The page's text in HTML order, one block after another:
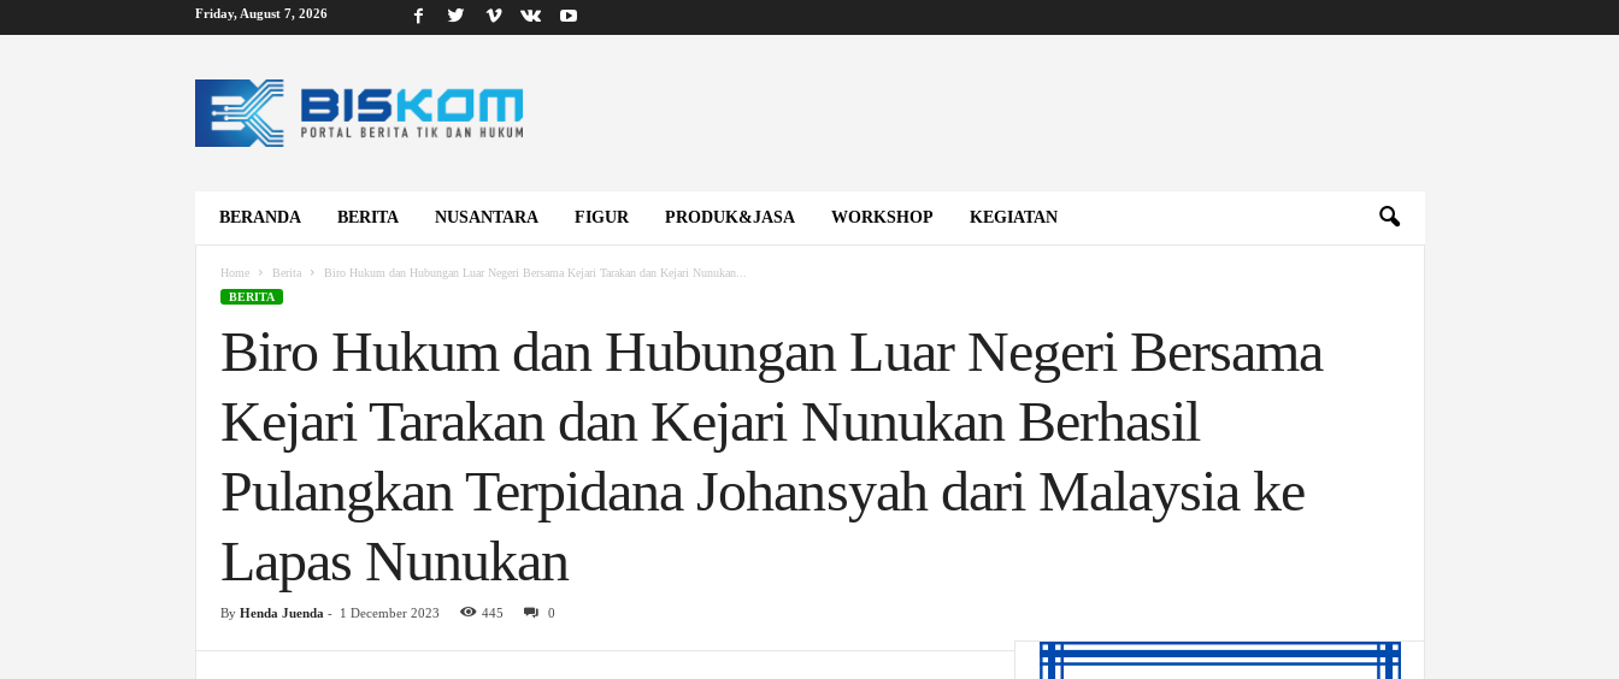
Friday, August 7, 2026
i
BERANDA
BERITA NUSANTARA FIGUR PRODUK&JASA WORKSHOP KEGIATAN
Home Berita
Biro Hukum dan Hubungan Luar Negeri Bersama Kejari Tarakan dan Kejari Nunukan...
BERITA
Biro Hukum dan Hubungan Luar Negeri Bersama
Kejari Tarakan dan Kejari Nunukan Berhasil
Pulangkan Terpidana Johansyah dari Malaysia ke
Lapas Nunukan
By Henda Juenda - 1 December 2023 445 0